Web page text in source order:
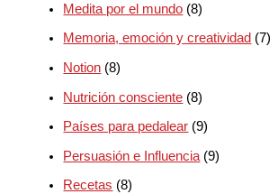
Medita por el mundo (8)
Memoria, emoción y creatividad (7)
Notion (8)
Nutrición consciente (8)
Países para pedalear (9)
Persuasión e Influencia (9)
Recetas (8)